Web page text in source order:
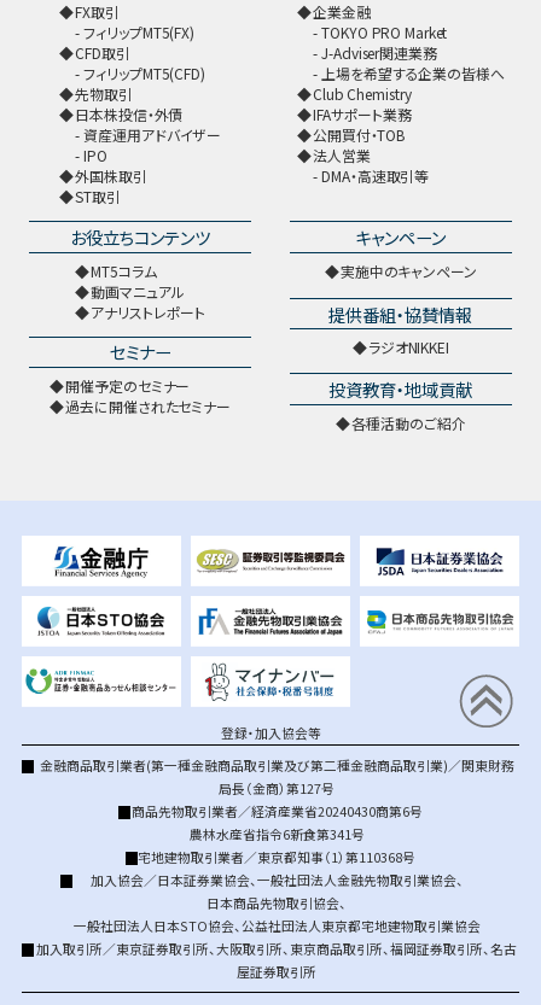
FX取引
フィリップMT5(FX)
CFD取引
フィリップMT5(CFD)
先物取引
日本株投信・外債
資産運用アドバイザー
IPO
外国株取引
ST取引
企業金融
TOKYO PRO Market
J-Adviser関連業務
上場を希望する企業の皆様へ
Club Chemistry
IFAサポート業務
公開買付・TOB
法人営業
DMA・高速取引等
お役立ちコンテンツ
MT5コラム
動画マニュアル
アナリストレポート
セミナー
開催予定のセミナー
過去に開催されたセミナー
キャンペーン
実施中のキャンペーン
提供番組・協賛情報
ラジオNIKKEI
投資教育・地域貢献
各種活動のご紹介
登録・加入協会等
金融商品取引業者(第一種金融商品取引業及び第二種金融商品取引業)／関東財務
局長（金商）第127号
商品先物取引業者／経済産業省20240430商第6号
農林水産省指令6新食第341号
宅地建物取引業者／東京都知事（1）第110368号
加入協会／日本証券業協会、一般社団法人金融先物取引業協会、
日本商品先物取引協会、
一般社団法人日本STO協会、公益社団法人東京都宅地建物取引業協会
加入取引所／東京証券取引所、大阪取引所、 東京商品取引所、福岡証券取引所、名古
屋証券取引所